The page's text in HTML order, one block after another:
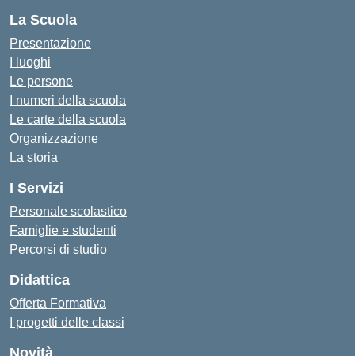
La Scuola
Presentazione
I luoghi
Le persone
I numeri della scuola
Le carte della scuola
Organizzazione
La storia
I Servizi
Personale scolastico
Famiglie e studenti
Percorsi di studio
Didattica
Offerta Formativa
I progetti delle classi
Novità